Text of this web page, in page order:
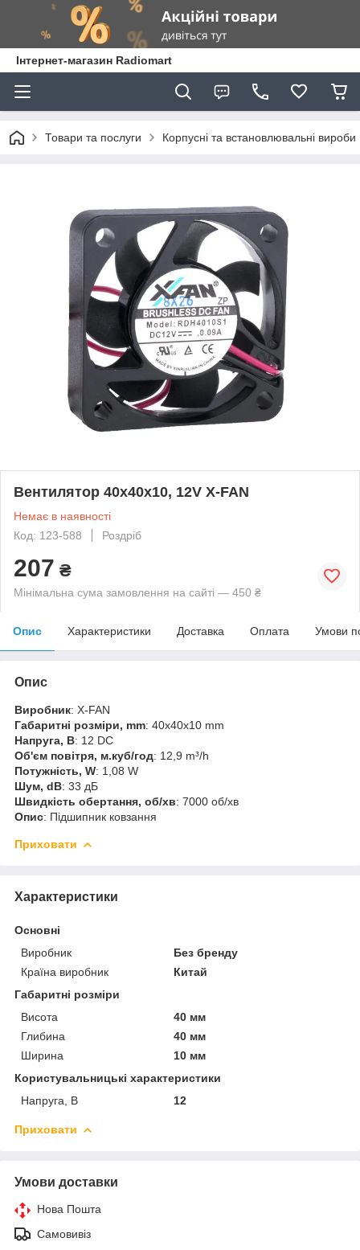
Інтернет-магазин Radiomart
Товари та послуги Корпусні та встановлювальні вироби
Вентилятор 40x40x10, 12V X-FAN
Немає в наявності
Код: 123-588
Роздріб
207 ₴
Мінімальна сума замовлення на сайті — 450 ₴
Опис Характеристики Доставка Оплата Умови
Опис
Виробник: X-FAN
Габаритні розміри, mm: 40x40x10 mm
Напруга, В: 12 DC
Об'єм повітря, м.куб/год: 12,9 m³/h
Потужність, W: 1,08 W
Шум, dB: 33 дБ
Швидкість обертання, об/хв: 7000 об/хв
Опис: Підшипник ковзання
Приховати
Характеристики
Основні
Виробник
Без бренду
Країна виробник
Китай
Габаритні розміри
Висота
40 мм
Глибина
40 мм
Ширина
10 мм
Користувальницькі характеристики
Напруга, В
12
Приховати
Умови доставки
Нова Пошта
Самовивіз